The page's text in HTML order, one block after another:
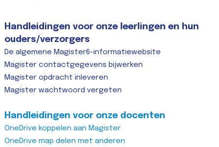
Handleidingen voor onze leerlingen en hun
ouders/verzorgers
De algemene Magister6-informatiewebsite
Magister contactgegevens bijwerken
Magister opdracht inleveren
Magister wachtwoord vergeten
Handleidingen voor onze docenten
OneDrive koppelen aan Magister
OneDrive map delen met anderen